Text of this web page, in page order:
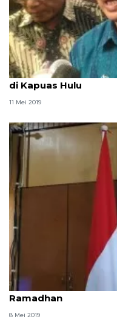
Wakil Gubernur
di Kapuas Hulu
11 Mei 2019
Kabupaten Kapuas
Ramadhan
8 Mei 2019